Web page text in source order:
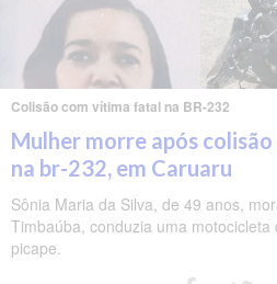
Colisão com vítima fatal na BR-232
Mulher morre após
na br-232, em Caruaru
Sônia Maria da Silva, de 49 anos,
Timbaúba, conduzia uma
picape.